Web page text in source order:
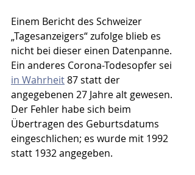
Einem Bericht des Schweizer
„Tagesanzeigers“ zufolge blieb es
nicht bei dieser einen Datenpanne.
Ein anderes Corona-Todesopfer sei
in Wahrheit 87 statt der
angegebenen 27 Jahre alt gewesen.
Der Fehler habe sich beim
Übertragen des Geburtsdatums
eingeschlichen; es wurde mit 1992
statt 1932 angegeben.